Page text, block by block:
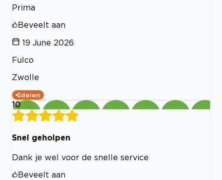
Prima
Beveelt aan
19 June 2026
Fulco
Zwolle
delen
10
Snel geholpen
Dank je wel voor de snelle service
Beveelt aan